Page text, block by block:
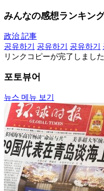
みんなの感想ランキン
政治 記事
공유하기
공유하기 공유하기
リンクコピーが完了しました
포토뷰어
뉴스 메뉴 보기